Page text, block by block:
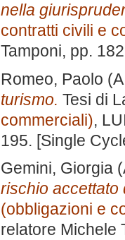
nella
contratti civili e
Tamponi, pp.
Romeo, Paolo
turismo. Tesi di
commerciali),
195. [Single
Gemini, Giorgia
rischio accettato
(obbligazioni e
relatore Michele